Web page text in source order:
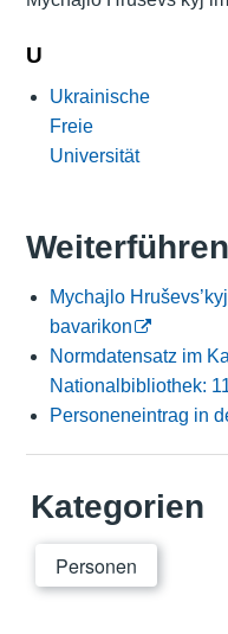
U
Ukrainische
Freie
Universität
Mychajlo
bavarikon
Normdatensatz im
Nationalbibliothek:
Personeneintrag in
Kategorien
Personen